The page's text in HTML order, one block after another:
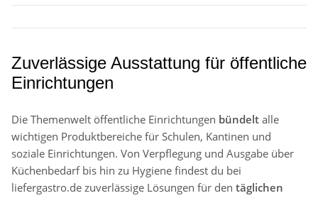
Zuverlässige Ausstattung für öffentliche
Einrichtungen
Die Themenwelt öffentliche Einrichtungen bündelt alle
wichtigen Produktbereiche für Schulen, Kantinen und
soziale Einrichtungen. Von Verpflegung und Ausgabe über
Küchenbedarf bis hin zu Hygiene findest du bei
liefergastro.de zuverlässige Lösungen für den täglichen